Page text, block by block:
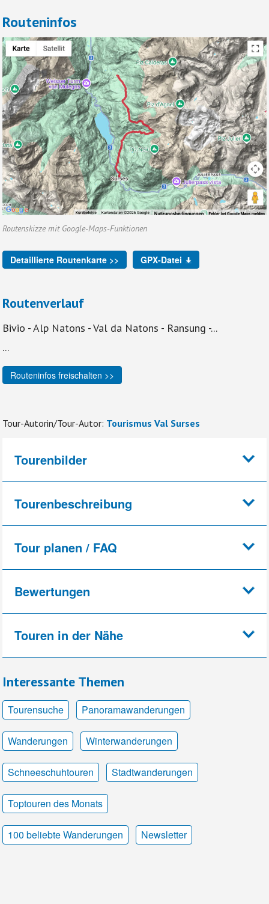
Routeninfos
Routenskizze mit Google-Maps-Funktionen
Detaillierte Routenkarte >> GPX-Datei
Routenverlauf
Bivio - Alp Natons - Val da Natons - Ransung -...
...
Routeninfos freischalten >>
Tour-Autorin/Tour-Autor: Tourismus Val Surses
Tourenbilder
Tourenbeschreibung
Tour planen / FAQ
Bewertungen
Touren in der Nähe
Interessante Themen
Tourensuche Panoramawanderungen
Wanderungen Winterwanderungen
Schneeschuhtouren Stadtwanderungen
Toptouren des Monats
100 beliebte Wanderungen Newsletter